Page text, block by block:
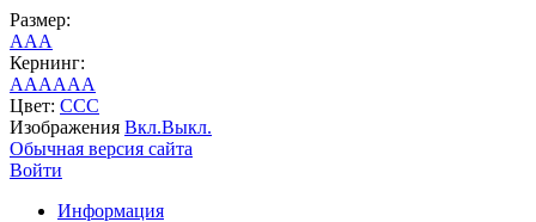
Размер:
AAA
Кернинг:
AAAAAA
Цвет: CCC
Изображения Вкл.Выкл.
Обычная версия сайта
Войти
Информация